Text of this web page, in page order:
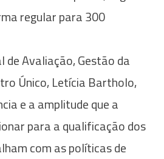
regular para 300
de Avaliação, Gestão da
Único, Letícia Bartholo,
e a amplitude que a
para a qualificação dos
com as políticas de